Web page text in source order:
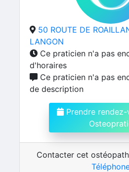
50 ROUTE DE
LANGON
Ce praticien n'a pas
d'horaires
Ce praticien n'a pas
de description
Prendre rendez-
Contacter cet